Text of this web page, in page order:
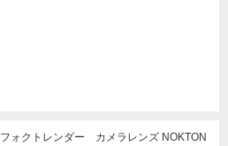
フォクトレンダー カメラレンズ NOKTON